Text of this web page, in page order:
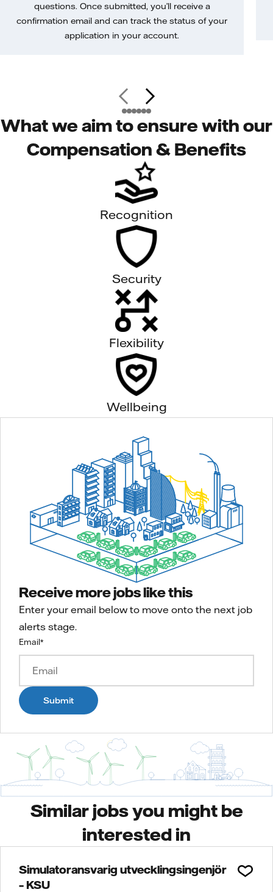
questions. Once submitted, you’ll receive a
confirmation email and can track the status of your
application in your account.
What we aim to ensure with our
Compensation & Benefits
Recognition
Security
Flexibility
Wellbeing
Receive more jobs like this
Enter your email below to move onto the next job
alerts stage.
Email*
Submit
Similar jobs you might be
interested in
Simulatoransvarig utvecklingsingenjör
– KSU